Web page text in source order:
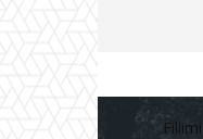
Fillimi